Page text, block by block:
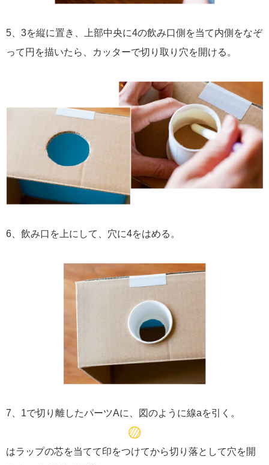
5、3を縦に置き、上部中央に4の飲み口側を当て内側をなぞ
って円を描いたら、カッターで切り取り穴を開ける。
6、飲み口を上にして、穴に4をはめる。
7、1で切り離したパーツAに、図のように線aを引く。
はラップの芯を当てて印をつけてから切り落として穴を開